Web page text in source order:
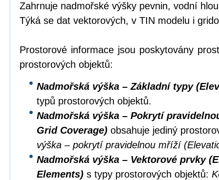
Zahrnuje nadmořské výšky pevnin, vodní
Týká se dat vektorových, v TIN modelu i
Prostorové informace jsou poskytovány
prostorových objektů:
Nadmořská výška – Základní typy
typů prostorových objektů.
Nadmořská výška – Pokrytí
Grid Coverage) obsahuje jediný
výška – pokrytí pravidelnou mříží
Nadmořská výška – Vektorové prvky
Elements) s typy prostorových objektů: